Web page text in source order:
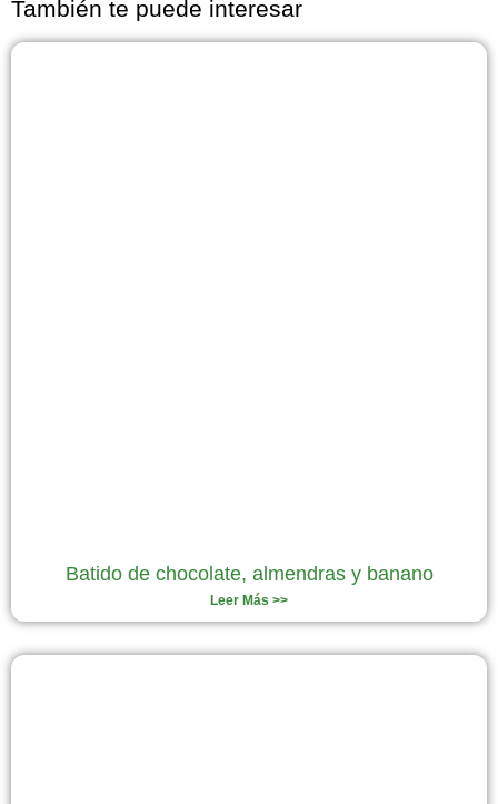
También te puede interesar
Batido de chocolate, almendras y banano
Leer Más >>